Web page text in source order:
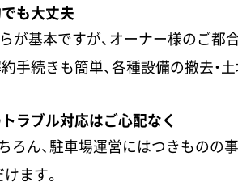
でも大丈夫
が基本ですが、オーナー様のご都
約手続きも簡単、各種設備の撤去
トラブル対応はご心配なく
ろん、駐車場運営にはつきものの
ます。